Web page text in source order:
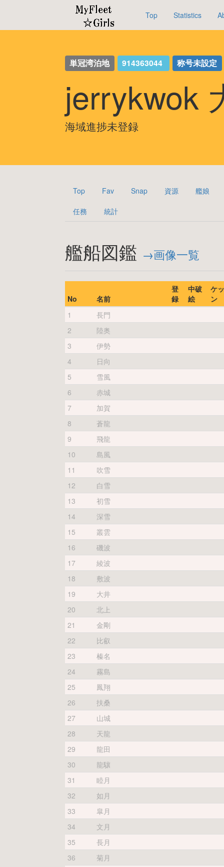
Top Statistics
単冠湾泊地 914363044 称号未設定
jerrykwok
海域進捗未登録
Top Fav Snap 資源 艦娘
任務 統計
艦船図鑑 →画像一覧
No 名前
登
録
中破
絵
ケ
ン
1
長門
2
陸奥
3
伊勢
4
日向
5
雪風
6
赤城
7
加賀
8
蒼龍
9
飛龍
10
島風
11
吹雪
12
白雪
13
初雪
14
深雪
15
叢雲
16
磯波
17
綾波
18
敷波
19
大井
20
北上
21
金剛
22
比叡
23
榛名
24
霧島
25
鳳翔
26
扶桑
27
山城
28
天龍
29
龍田
30
龍驤
31
睦月
32
如月
33
皐月
34
文月
35
長月
36
菊月